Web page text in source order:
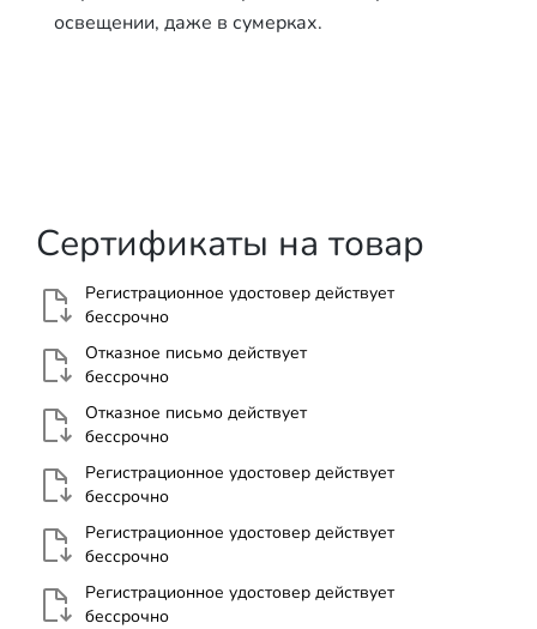
освещении, даже в сумерках.
Сертификаты на товар
Регистрационное удостовер действует
бессрочно
Отказное письмо действует
бессрочно
Отказное письмо действует
бессрочно
Регистрационное удостовер действует
бессрочно
Регистрационное удостовер действует
бессрочно
Регистрационное удостовер действует
бессрочно